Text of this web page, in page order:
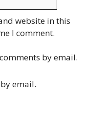
website in this
I comment.
by email.
email.